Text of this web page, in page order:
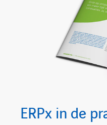
ERPx in de